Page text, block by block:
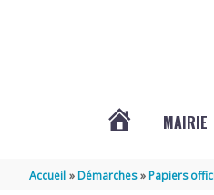
MAIRIE
Accueil Démarches Papiers